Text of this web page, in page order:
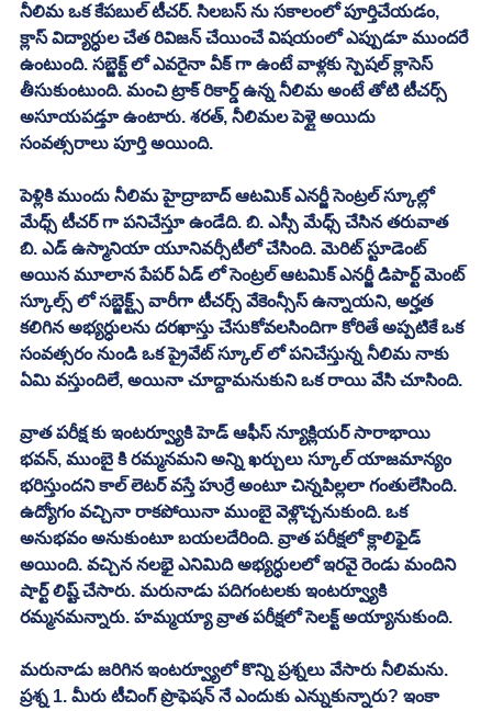
నీలిమ ఒక కేపబుల్ టీచర్. సిలబస్ ను సకాలంలో పూర్తిచేయడం,
క్లాస్ విద్యార్ధుల చేత రివిజన్ చేయించే విషయంలో ఎప్పుడూ ముందరే
ఉంటుంది. సబ్జెక్ట్ లో ఎవరైనా వీక్ గా ఉంటే వాళ్లకు స్పెషల్ క్లాసెస్
తీసుకుంటుంది. మంచి ట్రాక్ రికార్డ్ ఉన్న నీలిమ అంటే తోటి టీచర్స్
అసూయపడ్తూ ఉంటారు. శరత్, నీలిమల పెళ్లై అయిదు
సంవత్సరాలు పూర్తి అయింది.
పెళ్లికి ముందు నీలిమ హైద్రాబాద్ ఆటమిక్ ఎనర్జీ సెంట్రల్ స్కూల్లో
మేధ్స్ టీచర్ గా పనిచేస్తూ ఉండేది. బి. ఎస్సీ మేధ్స్ చేసిన తరువాత
బి. ఎడ్ ఉస్మానియా యూనివర్సీటీలో చేసింది. మెరిట్ స్టూడెంట్
అయిన మూలాన పేపర్ ఏడ్ లో సెంట్రల్ ఆటమిక్ ఎనర్జీ డిపార్ట్ మెంట్
స్కూల్స్ లో సబ్జెక్ట్స్ వారీగా టీచర్స్ వేకెంన్సీస్ ఉన్నాయని, అర్హత
కలిగిన అభ్యర్ధులను దరఖాస్తు చేసుకోవలసిందిగా కోరితే అప్పటికే ఒక
సంవత్సరం నుండి ఒక ప్రైవేట్ స్కూల్ లో పనిచేస్తున్న నీలిమ నాకు
ఏమి వస్తుందిలే, అయినా చూద్దామనుకుని ఒక రాయి వేసి చూసింది.
వ్రాత పరీక్ష కు ఇంటర్వ్యూకి హెడ్ ఆఫీస్ న్యూక్లియర్ సారాభాయి
భవన్, ముంబై కి రమ్మనమని అన్ని ఖర్చులు స్కూల్ యాజమాన్యం
భరిస్తుందని కాల్ లెటర్ వస్తే హుర్రే అంటూ చిన్నపిల్లలా గంతులేసింది.
ఉద్యోగం వచ్చినా రాకపోయినా ముంబై వెళ్లొచ్చనుకుంది. ఒక
అనుభవం అనుకుంటూ బయలదేరింది. వ్రాత పరీక్షలో క్లాలిఫైడ్
అయింది. వచ్చిన నలభై ఎనిమిది అభ్యర్ధులలో ఇరవై రెండు మందిని
షార్ట్ లిష్ట్ చేసారు. మరునాడు పదిగంటలకు ఇంటర్వ్యూకి
రమ్మనమన్నారు. హమ్మయ్యా వ్రాత పరీక్షలో సెలక్ట్ అయ్యానుకుంది.
మరునాడు జరిగిన ఇంటర్వ్యూలో కొన్ని ప్రశ్నలు వేసారు నీలిమను.
ప్రశ్న 1. మీరు టీచింగ్ ప్రొఫెషన్ నే ఎందుకు ఎన్నుకున్నారు? ఇంకా